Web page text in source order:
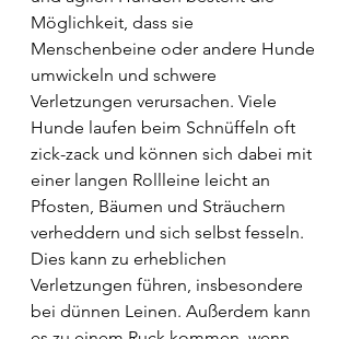
Möglichkeit, dass sie
Menschenbeine oder andere Hunde
umwickeln und schwere
Verletzungen verursachen. Viele
Hunde laufen beim Schnüffeln oft
zick-zack und können sich dabei mit
einer langen Rollleine leicht an
Pfosten, Bäumen und Sträuchern
verheddern und sich selbst fesseln.
Dies kann zu erheblichen
Verletzungen führen, insbesondere
bei dünnen Leinen. Außerdem kann